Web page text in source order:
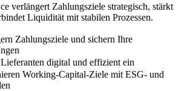
verlängert Zahlungsziele strategisch, stärkt
Liquidität mit stabilen Prozessen.
Zahlungsziele und sichern Ihre
digital und effizient ein
Working-Capital-Ziele mit ESG- und